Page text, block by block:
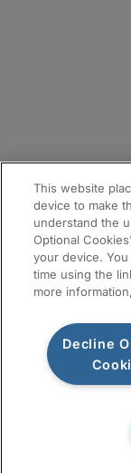
利用規約 プライ
©2026 Protiviti. All
This website
device to make
understand the
Optional
your device.
time using the
more
Decline